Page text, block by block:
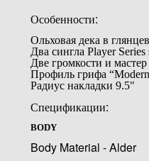
Особенности:
Ольховая дека в
Два сингла Player
Две громкости и мастер
Профиль грифа
Радиус накладки 9.5"
Спецификации:
BODY
Body Material - Alder